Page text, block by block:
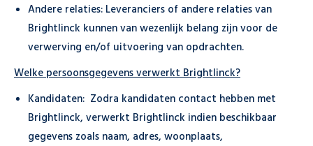
Andere relaties: Leveranciers of andere relaties van
Brightlinck kunnen van wezenlijk belang zijn voor de
verwerving en/of uitvoering van opdrachten.
Welke persoonsgegevens verwerkt Brightlinck?
Kandidaten: Zodra kandidaten contact hebben met
Brightlinck, verwerkt Brightlinck indien beschikbaar
gegevens zoals naam, adres, woonplaats,